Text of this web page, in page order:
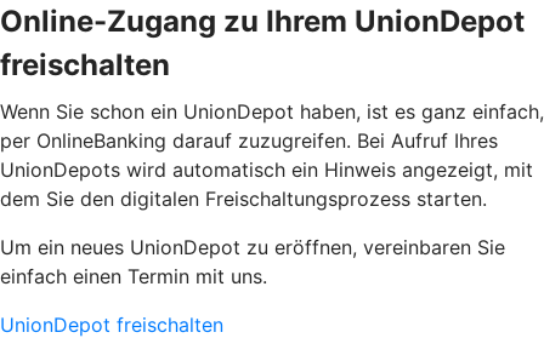
Online-Zugang zu Ihrem UnionDepot
freischalten
Wenn Sie schon ein UnionDepot haben, ist es ganz einfach,
per OnlineBanking darauf zuzugreifen. Bei Aufruf Ihres
UnionDepots wird automatisch ein Hinweis angezeigt, mit
dem Sie den digitalen Freischaltungsprozess starten.
Um ein neues UnionDepot zu eröffnen, vereinbaren Sie
einfach einen Termin mit uns.
UnionDepot freischalten